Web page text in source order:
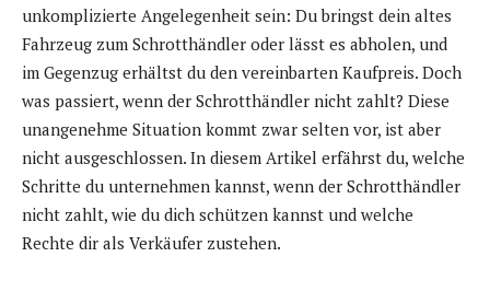
unkomplizierte Angelegenheit sein: Du bringst dein altes
Fahrzeug zum Schrotthändler oder lässt es abholen, und
im Gegenzug erhältst du den vereinbarten Kaufpreis. Doch
was passiert, wenn der Schrotthändler nicht zahlt? Diese
unangenehme Situation kommt zwar selten vor, ist aber
nicht ausgeschlossen. In diesem Artikel erfährst du, welche
Schritte du unternehmen kannst, wenn der Schrotthändler
nicht zahlt, wie du dich schützen kannst und welche
Rechte dir als Verkäufer zustehen.